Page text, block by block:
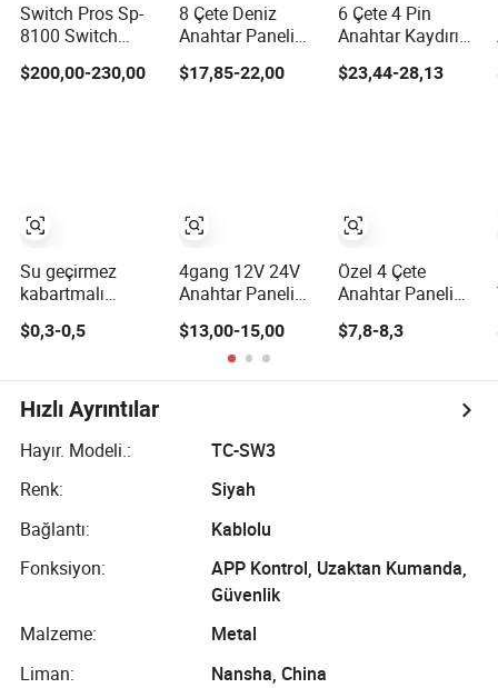
Switch Pros Sp-
8100 Switch
Panel Sistemi
Jeep Wrangler Jk
$200,00-230,00
Su geçirmez
kabartmalı
LED göstergesi ve
kontrol ünitesi
için pet membran
anahtarı tam
boyutunda
$0,3-0,5
8 Çete Deniz
Anahtar Paneli
12V SPST Mavi
LED Işık Su
$17,85-22,00
4gang 12V 24V
Anahtar Paneli
Geçirmez Bot
Kontrol Paneli
LED Voltmetre
$13,00-15,00
6 Çete 4 Pin
Anahtar Kaydırıcı
Deniz Suya
Dayanıklı Çift
$23,44-28,13
Özel 4 Çete
Anahtar Paneli
a Şarj İstasyonu
Göstergesi ile
$7,8-8,3
Hızlı Ayrıntılar
Hayır. Modeli.:
TC-SW3
Renk:
Siyah
Bağlantı:
Kablolu
Fonksiyon:
APP Kontrol, Uzaktan Kumanda,
Güvenlik
Malzeme:
Metal
Liman:
Nansha, China